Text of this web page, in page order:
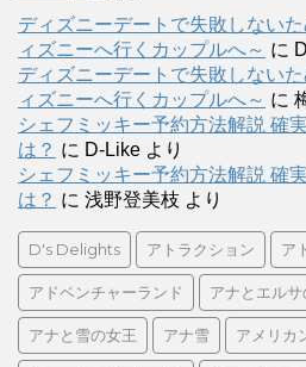
ディズニーデートで失敗しない
ィズニーへ行くカップルへ～ に
ディズニーデートで失敗しない
ィズニーへ行くカップルへ～ に
シェフミッキー予約方法解説 確
は？ に D-Like より
シェフミッキー予約方法解説 確
は？ に 浅野登美枝 より
D's Delights アトラクション ア
アドベンチャーランド アナとエル
アナと雪の女王 アナ雪 アメリカ